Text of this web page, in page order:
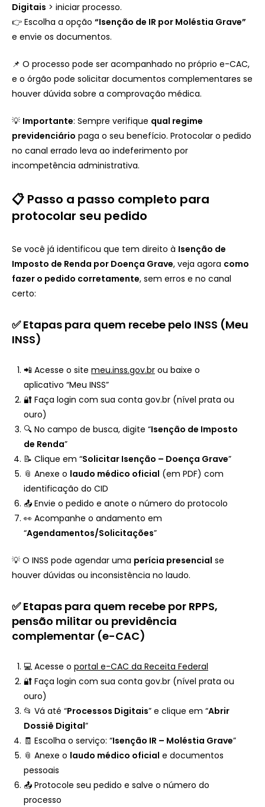
Digitais > iniciar processo.
👉 Escolha a opção “Isenção de IR por Moléstia Grave”
e envie os documentos.
📌 O processo pode ser acompanhado no próprio e-CAC,
e o órgão pode solicitar documentos complementares se
houver dúvida sobre a comprovação médica.
💡 Importante: Sempre verifique qual regime
previdenciário paga o seu benefício. Protocolar o pedido
no canal errado leva ao indeferimento por
incompetência administrativa.
📋 Passo a passo completo para
protocolar seu pedido
Se você já identificou que tem direito à Isenção de
Imposto de Renda por Doença Grave, veja agora como
fazer o pedido corretamente, sem erros e no canal
certo:
✅ Etapas para quem recebe pelo INSS (Meu
INSS)
📲 Acesse o site meu.inss.gov.br ou baixe o
aplicativo “Meu INSS”
🔐 Faça login com sua conta gov.br (nível prata ou
ouro)
🔍 No campo de busca, digite “Isenção de Imposto
de Renda”
📝 Clique em “Solicitar Isenção – Doença Grave”
📎 Anexe o laudo médico oficial (em PDF) com
identificação do CID
📤 Envie o pedido e anote o número do protocolo
👀 Acompanhe o andamento em
“Agendamentos/Solicitações”
💡 O INSS pode agendar uma perícia presencial se
houver dúvidas ou inconsistência no laudo.
✅ Etapas para quem recebe por RPPS,
pensão militar ou previdência
complementar (e-CAC)
💻 Acesse o portal e-CAC da Receita Federal
🔐 Faça login com sua conta gov.br (nível prata ou
ouro)
📂 Vá até “Processos Digitais” e clique em “Abrir
Dossiê Digital”
🧾 Escolha o serviço: “Isenção IR – Moléstia Grave”
📎 Anexe o laudo médico oficial e documentos
pessoais
📤 Protocole seu pedido e salve o número do
processo